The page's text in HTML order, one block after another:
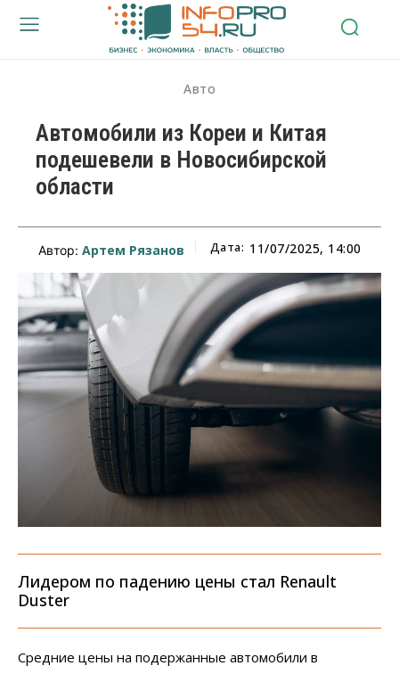
Авто
Автомобили из Кореи и Китая
подешевели в Новосибирской
области
Автор: Артем Рязанов Дата: 11/07/2025, 14:00
Лидером по падению цены стал Renault
Duster
Средние цены на подержанные автомобили в